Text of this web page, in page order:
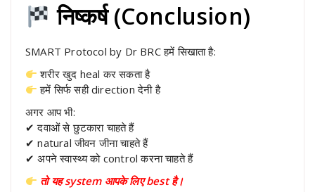
निष्कर्ष (Conclusion)
SMART Protocol by Dr BRC हमें सिखाता है:
शरीर खुद heal कर सकता है
हमें सिर्फ सही direction देनी है
अगर आप भी:
✔ दवाओं से छुटकारा चाहते हैं
✔ natural जीवन जीना चाहते हैं
✔ अपने स्वास्थ्य को control करना चाहते हैं
तो यह system आपके लिए best है।